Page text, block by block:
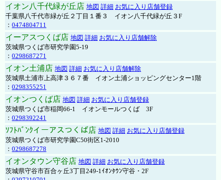
イオン八千代緑が丘店 地図 詳細 お気に入り店舗登録
千葉県八千代市緑が丘２丁目１番３ イオン八千代緑が丘３F
： 0474804711
イーアスつくば店 地図 詳細 お気に入り店舗解除
茨城県つくば市研究学園5-19
： 0298687271
イオン土浦店 地図 詳細 お気に入り店舗解除
茨城県土浦市上高津３６７番 イオン土浦ショッピングセンター1階
： 0298355251
イオンつくば店 地図 詳細 お気に入り店舗登録
茨城県つくば市稲岡66-1 イオンモールつくば 3F
： 0298392241
ｿﾌﾄﾊﾞﾝｸイーアスつくば店 地図 詳細 お気に入り店舗登録
茨城県つくば市研究学園C50街区1-2010
： 0298687278
イオンタウン守谷店 地図 詳細 お気に入り店舗登録
茨城県守谷市百合ヶ丘3丁目249-1ｲｵﾝﾀｳﾝ守谷・2F